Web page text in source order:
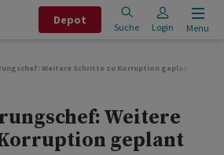
Depot
Suche Login Menu
Weitere Schritte zu Korruption geplant
Weitere
geplant